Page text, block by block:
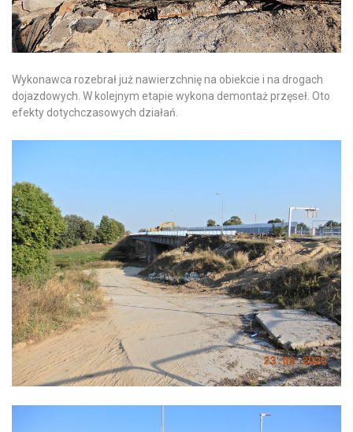
Wykonawca rozebrał już nawierzchnię na obiekcie i na drogach
dojazdowych. W kolejnym etapie wykona demontaż przęseł. Oto
efekty dotychczasowych działań.